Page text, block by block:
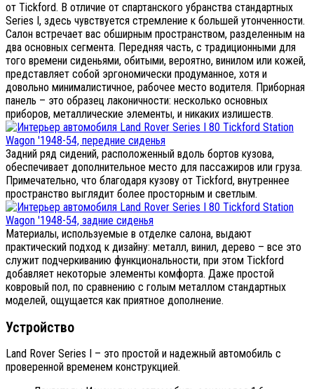
от Tickford. В отличие от спартанского убранства стандартных
Series I, здесь чувствуется стремление к большей утонченности.
Салон встречает вас обширным пространством, разделенным на
два основных сегмента. Передняя часть, с традиционными для
того времени сиденьями, обитыми, вероятно, винилом или кожей,
представляет собой эргономически продуманное, хотя и
довольно минималистичное, рабочее место водителя. Приборная
панель – это образец лаконичности: несколько основных
приборов, металлические элементы, и никаких излишеств.
Задний ряд сидений, расположенный вдоль бортов кузова,
обеспечивает дополнительное место для пассажиров или груза.
Примечательно, что благодаря кузову от Tickford, внутреннее
пространство выглядит более просторным и светлым.
Материалы, используемые в отделке салона, выдают
практический подход к дизайну: металл, винил, дерево – все это
служит подчеркиванию функциональности, при этом Tickford
добавляет некоторые элементы комфорта. Даже простой
ковровый пол, по сравнению с голым металлом стандартных
моделей, ощущается как приятное дополнение.
Устройство
Land Rover Series I – это простой и надежный автомобиль с
проверенной временем конструкцией.